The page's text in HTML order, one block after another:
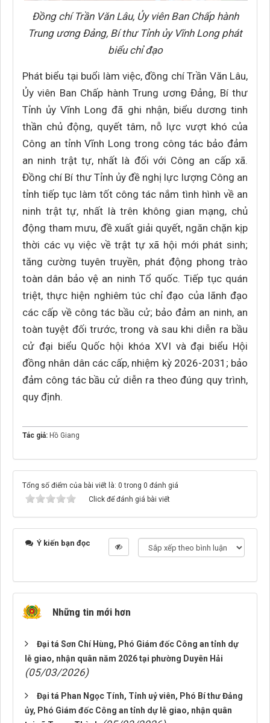
Đồng chí Trần Văn Lâu, Ủy viên Ban Chấp hành
Trung ương Đảng, Bí thư Tỉnh ủy Vĩnh Long phát
biểu chỉ đạo
Phát biểu tại buổi làm việc, đồng chí Trần Văn Lâu,
Ủy viên Ban Chấp hành Trung ương Đảng, Bí thư
Tỉnh ủy Vĩnh Long đã ghi nhận, biểu dương tinh
thần chủ động, quyết tâm, nỗ lực vượt khó của
Công an tỉnh Vĩnh Long trong công tác bảo đảm
an ninh trật tự, nhất là đối với Công an cấp xã.
Đồng chí Bí thư Tỉnh ủy đề nghị lực lượng Công an
tỉnh tiếp tục làm tốt công tác nắm tình hình về an
ninh trật tự, nhất là trên không gian mạng, chủ
động tham mưu, đề xuất giải quyết, ngăn chặn kịp
thời các vụ việc về trật tự xã hội mới phát sinh;
tăng cường tuyên truyền, phát động phong trào
toàn dân bảo vệ an ninh Tổ quốc. Tiếp tục quán
triệt, thực hiện nghiêm túc chỉ đạo của lãnh đạo
các cấp về công tác bầu cử; bảo đảm an ninh, an
toàn tuyệt đối trước, trong và sau khi diễn ra bầu
cử đại biểu Quốc hội khóa XVI và đại biểu Hội
đồng nhân dân các cấp, nhiệm kỳ 2026-2031; bảo
đảm công tác bầu cử diễn ra theo đúng quy trình,
quy định.
Tác giả: Hồ Giang
Tổng số điểm của bài viết là: 0 trong 0 đánh giá
Click để đánh giá bài viết
Ý kiến bạn đọc
Những tin mới hơn
Đại tá Sơn Chí Hùng, Phó Giám đốc Công an tỉnh dự
lễ giao, nhận quân năm 2026 tại phường Duyên Hải
(05/03/2026)
Đại tá Phan Ngọc Tính, Tỉnh uỷ viên, Phó Bí thư Đảng
ủy, Phó Giám đốc Công an tỉnh dự lễ giao, nhận quân